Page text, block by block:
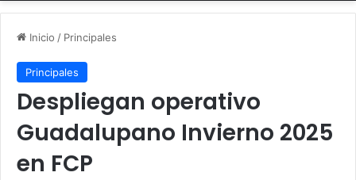
Inicio / Principales
Principales
Despliegan operativo
Guadalupano Invierno 2025
en FCP